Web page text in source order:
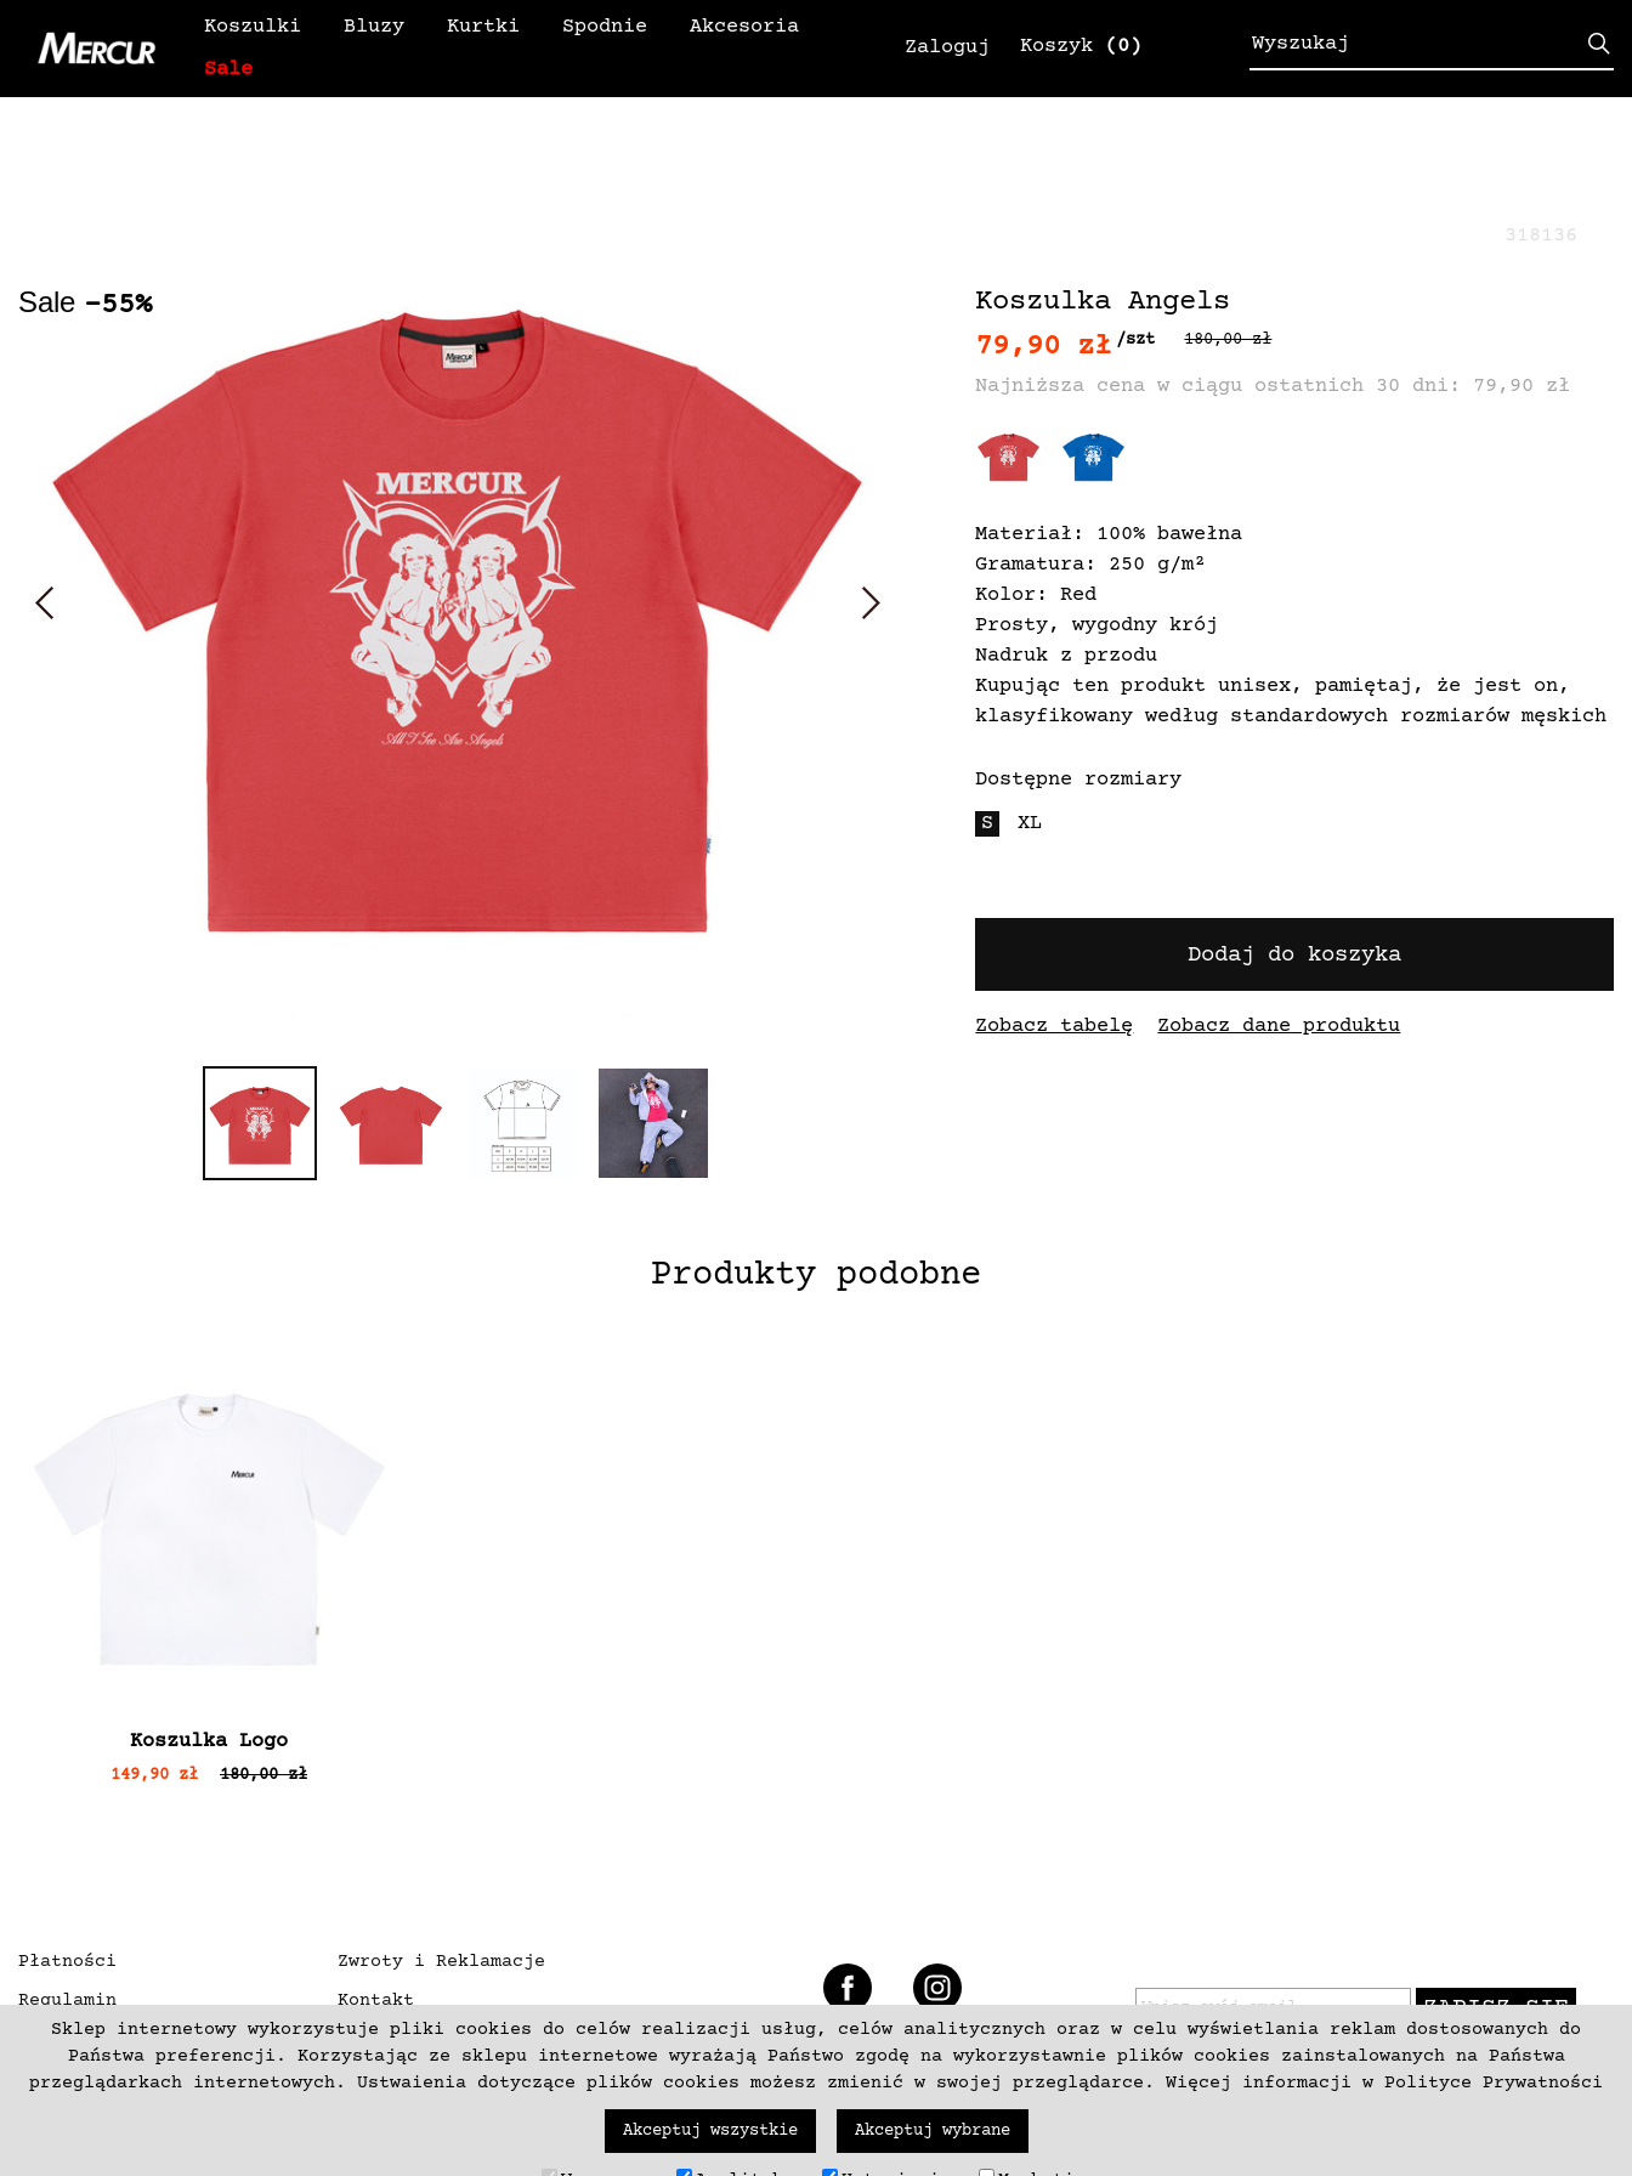
Sklep internetowy wykorzystuje pliki cookies do celów realizacji usług, celów analitycznych oraz w celu wyświetlania reklam dostosowanych do
Państwa preferencji. Korzystając ze sklepu internetowe wyrażają Państwo zgodę na wykorzystawnie plików cookies zainstalowanych na Państwa
przeglądarkach internetowych. Ustwaienia dotyczące plików cookies możesz zmienić w swojej przeglądarce. Więcej informacji w Polityce Prywatności
Akceptuj wszystkie Akceptuj wybrane
Koszyk (0)
Zaloguj
Koszulki Bluzy Kurtki Spodnie
Akcesoria
Sale
Sale -55% Koszulka Angels
318136
79,90 zł /szt 180,00 zł
Najniższa cena w ciągu ostatnich 30 dni: 79,90 zł
Materiał: 100% bawełna
Gramatura: 250 g/m²
Kolor: Red
Prosty, wygodny krój
Nadruk z przodu
Kupując ten produkt unisex, pamiętaj, że jest on,
klasyfikowany według standardowych rozmiarów męskich
Dostępne rozmiary
S
XL
Dodaj do koszyka
Zobacz tabelę Zobacz dane produktu
Produkty podobne
Koszulka Logo
149,90 zł 180,00 zł
ZAPISZ SIĘ
Płatności
Regulamin
Polityka prywatności
Deklaracja dostępności
Zwroty i Reklamacje
Kontakt
O nas
+48 537797700
(C) 2003-2026 Copyright mercurproject.com. Wszelkie prawa zastrzeżone. Wykonanieneki.pl